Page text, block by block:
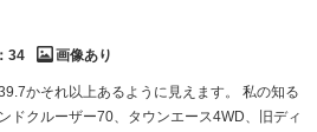
34 画像あり
ドクルーザー70、タウンエース4WD、旧ディ